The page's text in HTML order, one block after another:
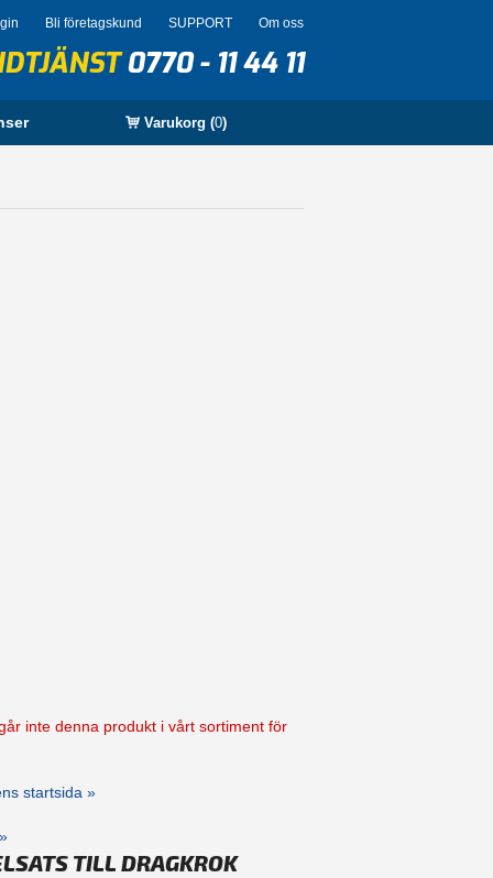
Bli företagskund SUPPORT Om oss
0770 - 11 44 11
Varukorg (0)
inte denna produkt i vårt sortiment för
startsida »
TILL DRAGKROK